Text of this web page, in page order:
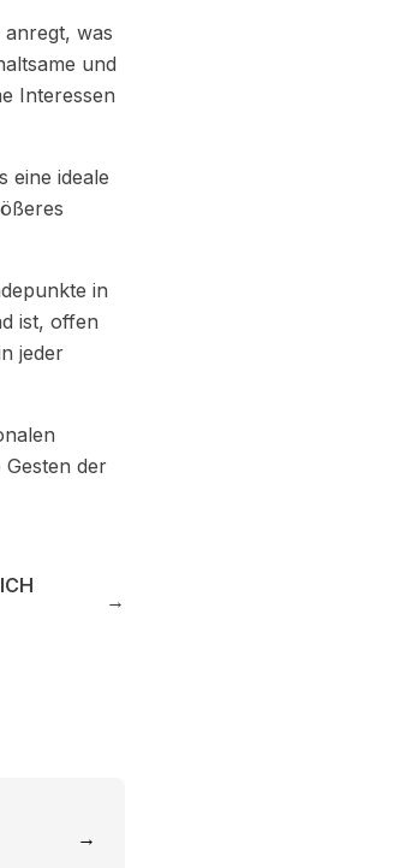
was
und
Interessen
eine ideale
in
ist, offen
jeder
der
→
→